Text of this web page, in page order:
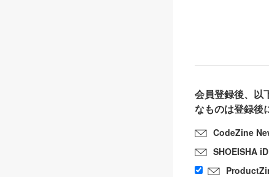
会員登録後、以
なものは登録後
CodeZine
SHOEISHA